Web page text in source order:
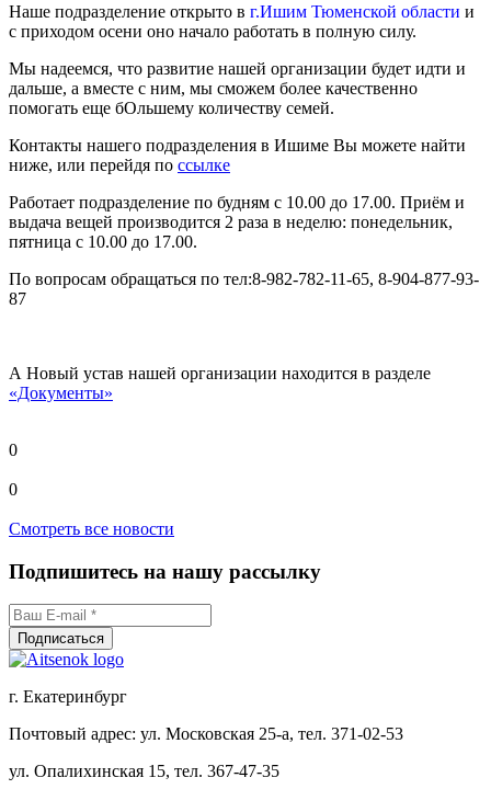
Наше подразделение открыто в г.Ишим Тюменской области и
с приходом осени оно начало работать в полную силу.
Мы надеемся, что развитие нашей организации будет идти и
дальше, а вместе с ним, мы сможем более качественно
помогать еще бОльшему количеству семей.
Контакты нашего подразделения в Ишиме Вы можете найти
ниже, или перейдя по ссылке
Работает подразделение по будням с 10.00 до 17.00. Приём и
выдача вещей производится 2 раза в неделю: понедельник,
пятница с 10.00 до 17.00.
По вопросам обращаться по тел:8-982-782-11-65, 8-904-877-93-
87
А Новый устав нашей организации находится в разделе
«Документы»
0
0
Смотреть все новости
Подпишитесь на нашу рассылку
г. Екатеринбург
Почтовый адрес: ул. Московская 25-а, тел. 371-02-53
ул. Опалихинская 15, тел. 367-47-35